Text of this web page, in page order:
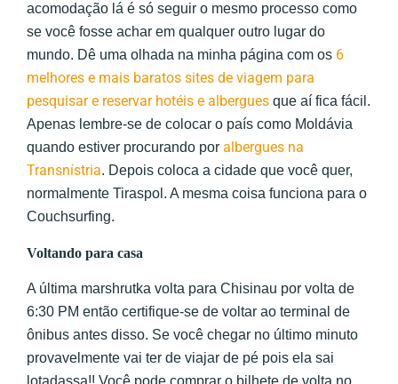
acomodação lá é só seguir o mesmo processo como
se você fosse achar em qualquer outro lugar do
mundo. Dê uma olhada na minha página com os 6
melhores e mais baratos sites de viagem para
pesquisar e reservar hotéis e albergues que aí fica fácil.
Apenas lembre-se de colocar o país como Moldávia
quando estiver procurando por albergues na
Transnístria. Depois coloca a cidade que você quer,
normalmente Tiraspol. A mesma coisa funciona para o
Couchsurfing.
Voltando para casa
A última marshrutka volta para Chisinau por volta de
6:30 PM então certifique-se de voltar ao terminal de
ônibus antes disso. Se você chegar no último minuto
provavelmente vai ter de viajar de pé pois ela sai